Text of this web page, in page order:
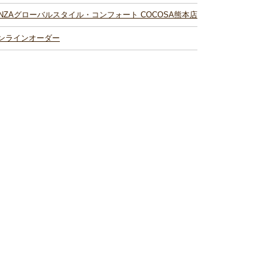
グローバルスタイル・コンフォート COCOSA熊本店
ラインオーダー